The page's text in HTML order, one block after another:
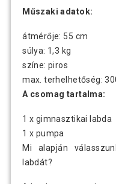
Műszaki adatok:
átmérője: 55 cm
súlya: 1,3 kg
színe: piros
max. terhelhetőség:
A csomag tartalma:
1 x gimnasztikai labda
1 x pumpa
Mi alapján
labdát?